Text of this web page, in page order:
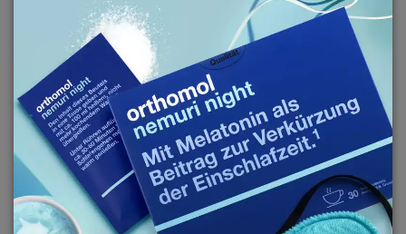
Помогает в преодолении стресса, который может
влиять на здоровье кожи.
Orthomol Beauty(Ортомол Бьюти) - витаминно-
минеральный комплекс, включающий все
необходимые микро и макроэлементы для
качественного роста волос, ногтей и улучшения
состояния кожи.
Благодаря сбалансированному составу